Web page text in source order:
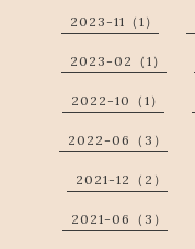
2023-11（1）
2023-02（1）
2022-10（1）
2022-06（3）
2021-12（2）
2021-06（3）